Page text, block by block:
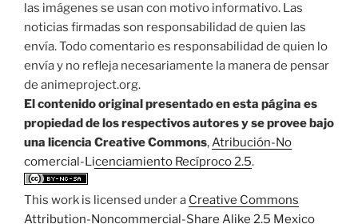
las imágenes se usan con motivo informativo. Las
noticias firmadas son responsabilidad de quien las
envía. Todo comentario es responsabilidad de quien lo
envía y no refleja necesariamente la manera de pensar
de animeproject.org.
El contenido original presentado en esta página es
propiedad de los respectivos autores y se provee bajo
una licencia Creative Commons,Atribución-No
comercial-Licenciamiento Recíproco 2.5.
This work is licensed under a Creative Commons
Attribution-Noncommercial-Share Alike 2.5 Mexico